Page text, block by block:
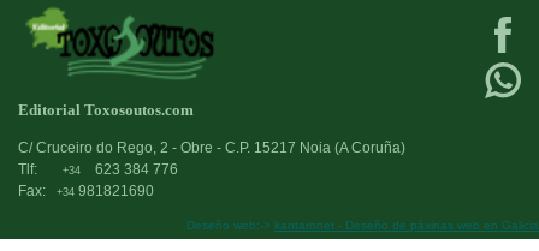
Editorial Toxosoutos.com
C/ Cruceiro do Rego, 2 - Obre - C.P. 15217 Noia (A Coruña)
Tlf:
+34
623 384 776
Fax:
+34 981821690
Deseño web:-> kantaronet - Deseño de páxinas web en Galicia